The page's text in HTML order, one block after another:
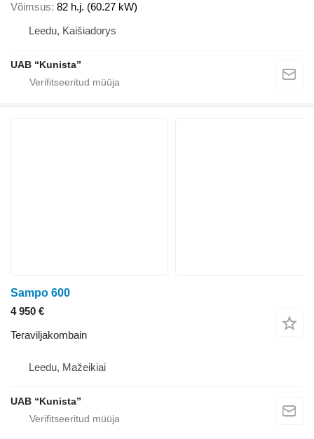
Võimsus 82 h.j. (60.27 kW)
Leedu, Kaišiadorys
UAB “Kunista”
Sampo 600
4 950 €
Teraviljakombain
Leedu, Mažeikiai
UAB “Kunista”